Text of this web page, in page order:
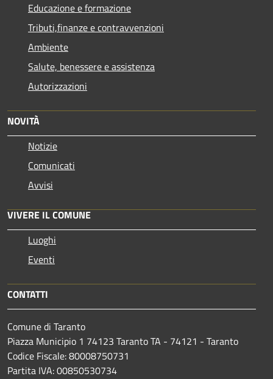
Educazione e formazione
Tributi,finanze e contravvenzioni
Ambiente
Salute, benessere e assistenza
Autorizzazioni
NOVITÀ
Notizie
Comunicati
Avvisi
VIVERE IL COMUNE
Luoghi
Eventi
CONTATTI
Comune di Taranto
Piazza Municipio 1 74123 Taranto TA - 74121 - Taranto
Codice Fiscale: 80008750731
Partita IVA: 00850530734